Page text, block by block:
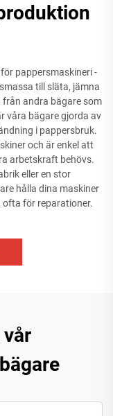
pappersmaskineri -
till släta, jämna
från andra bägare som
våra bägare gjorda av
i pappersbruk.
och är enkel att
arbetskraft behövs.
eller en stor
hålla dina maskiner
för reparationer.